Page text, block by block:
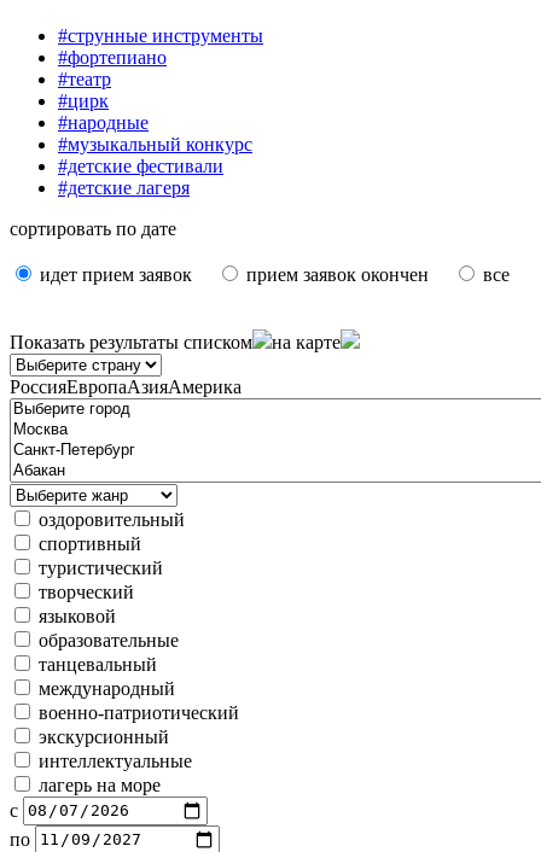
#струнные инструменты
#фортепиано
#театр
#цирк
#народные
#музыкальный конкурс
#детские фестивали
#детские лагеря
сортировать по дате
идет прием заявок прием заявок окончен все
Показать результаты списком на карте
РоссияЕвропаАзияАмерика
оздоровительный
спортивный
туристический
творческий
языковой
образовательные
танцевальный
международный
военно-патриотический
экскурсионный
интеллектуальные
лагерь на море
с
по